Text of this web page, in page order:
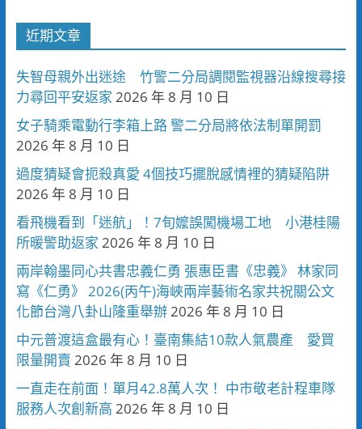
近期文章
失智母親外出迷途 竹警二分局調閱監視器沿線搜尋接
力尋回平安返家 2026 年 8 月 10 日
女子騎乘電動行李箱上路 警二分局將依法制單開罰
2026 年 8 月 10 日
過度猜疑會扼殺真愛 4個技巧擺脫感情裡的猜疑陷阱
2026 年 8 月 10 日
看飛機看到「迷航」！7旬嬤誤闖機場工地 小港桂陽
所暖警助返家 2026 年 8 月 10 日
兩岸翰墨同心共書忠義仁勇 張惠臣書《忠義》 林家同
寫《仁勇》 2026(丙午)海峽兩岸藝術名家共祝關公文
化節台灣八卦山隆重舉辦 2026 年 8 月 10 日
中元普渡這盒最有心！臺南集結10款人氣農產 愛買
限量開賣 2026 年 8 月 10 日
一直走在前面！單月42.8萬人次！ 中市敬老計程車隊
服務人次創新高 2026 年 8 月 10 日